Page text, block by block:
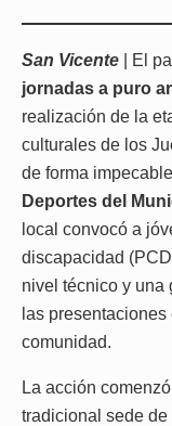
San Vicente | El
jornadas a puro
realización de la
culturales de los
de forma
Deportes del
local convocó a
discapacidad
nivel técnico y una
las
comunidad.
La acción
tradicional sede de